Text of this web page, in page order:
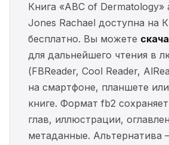
Книга «ABC of
Jones Rachael доступна на
бесплатно. Вы можете
для дальнейшего чтения в
(FBReader, Cool Reader,
на смартфоне, планшете
книге. Формат fb2
глав, иллюстрации,
метаданные. Альтернатива